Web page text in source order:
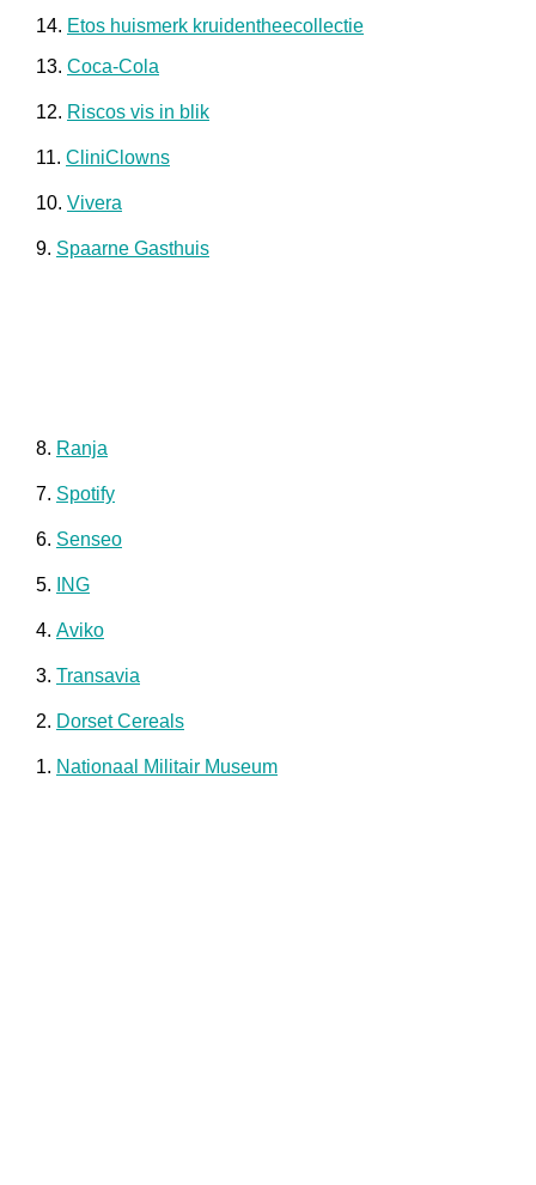
14. Etos huismerk kruidentheecollectie
13. Coca-Cola
12. Riscos vis in blik
11. CliniClowns
10. Vivera
9. Spaarne Gasthuis
8. Ranja
7. Spotify
6. Senseo
5. ING
4. Aviko
3. Transavia
2. Dorset Cereals
1. Nationaal Militair Museum